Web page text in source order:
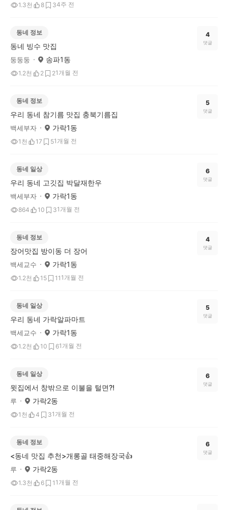
1.3천 8 34주 전
동네 정보
동네 빙수 맛집
둥둥둥 송파1동
1.2천 2 21개월 전
4
댓글
동네 정보
우리 동네 참기름 맛집 충북기름집
백세부자 가락1동
1천 17 51개월 전
5
댓글
동네 일상
우리 동네 고깃집 박달재한우
백세부자 가락1동
864 10 31개월 전
6
댓글
동네 정보
장어맛집 방이동 더 장어
백세교수 가락1동
1.2천 15 11 1개월 전
4
댓글
동네 일상
우리 동네 가락알파마트
백세교수 가락1동
1.2천 10 61개월 전
5
댓글
동네 일상
윗집에서 창밖으로 이불을 털면?!
루 가락2동
1천 4 31개월 전
6
댓글
동네 정보
<동네 맛집 추천>개롱골 태중해장국👍
루 가락2동
1.3천 6 1 1개월 전
6
댓글